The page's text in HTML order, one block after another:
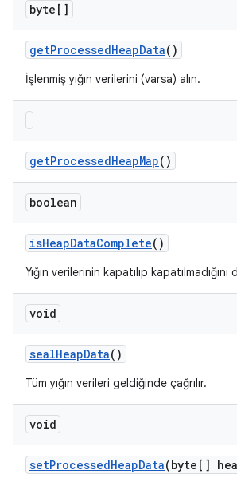
byte[]
getProcessedHeapData()
İşlenmiş yığın verilerini (varsa) alın.
getProcessedHeapMap()
boolean
isHeapDataComplete()
Yığın verilerinin kapatılıp
void
sealHeapData()
Tüm yığın verileri geldiğinde çağrılır.
void
setProcessedHeapData(byte[]